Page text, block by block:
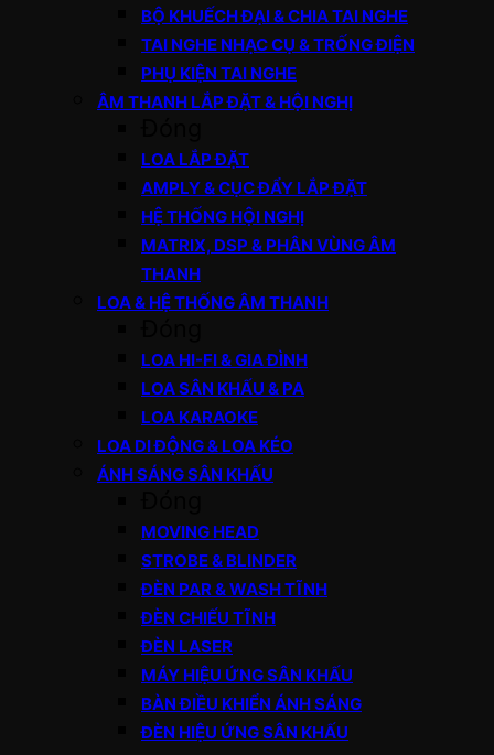
BỘ KHUẾCH ĐẠI & CHIA TAI NGHE
TAI NGHE NHẠC CỤ & TRỐNG ĐIỆN
PHỤ KIỆN TAI NGHE
ÂM THANH LẮP ĐẶT & HỘI NGHỊ
LOA LẮP ĐẶT
AMPLY & CỤC ĐẨY LẮP ĐẶT
HỆ THỐNG HỘI NGHỊ
MATRIX, DSP & PHÂN VÙNG ÂM
THANH
LOA & HỆ THỐNG ÂM THANH
LOA HI-FI & GIA ĐÌNH
LOA SÂN KHẤU & PA
LOA KARAOKE
LOA DI ĐỘNG & LOA KÉO
ÁNH SÁNG SÂN KHẤU
MOVING HEAD
STROBE & BLINDER
ĐÈN PAR & WASH TĨNH
ĐÈN CHIẾU TĨNH
ĐÈN LASER
MÁY HIỆU ỨNG SÂN KHẤU
BÀN ĐIỀU KHIỂN ÁNH SÁNG
ĐÈN HIỆU ỨNG SÂN KHẤU